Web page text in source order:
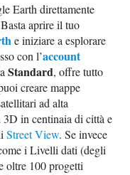
Earth direttamente
aprire il tuo
e iniziare a esplorare
con l’account
Standard, offre tutto
creare mappe
ad alta
in centinaia di città e
Street View. Se invece
i Livelli dati (degli
oltre 100 progetti